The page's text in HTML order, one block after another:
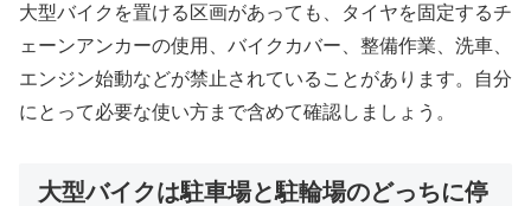
大型バイクを置ける区画があっても、タイヤを固定するチ
ェーンアンカーの使用、バイクカバー、整備作業、洗車、
エンジン始動などが禁止されていることがあります。自分
にとって必要な使い方まで含めて確認しましょう。
大型バイクは駐車場と駐輪場のどっちに停